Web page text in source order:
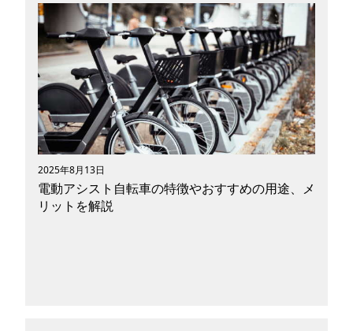
いま、MaaS（Mobility as a Service）の取り組
みが全国で広がっています。公共交通やシェアサ
イクル、電動キックボードなどの電動モビリティ
を、Suica・PASMOなどの交通系ICで一括決済・
予約できる仕組みは、利用者にとって非常に便利
で心理的なハードルを下げる大きな力になりま
す。この記事では、MaaSが目指す未来の移動の
かたちをわかりやすく整理しつつ、金沢で楽しめ
る「電動アシスト自転車×交通系決済」の3時間
モデルコースまで詳しく紹介します。
2025年8月13日
電動アシスト自転車の特徴やおすすめの用途、メ
リットを解説